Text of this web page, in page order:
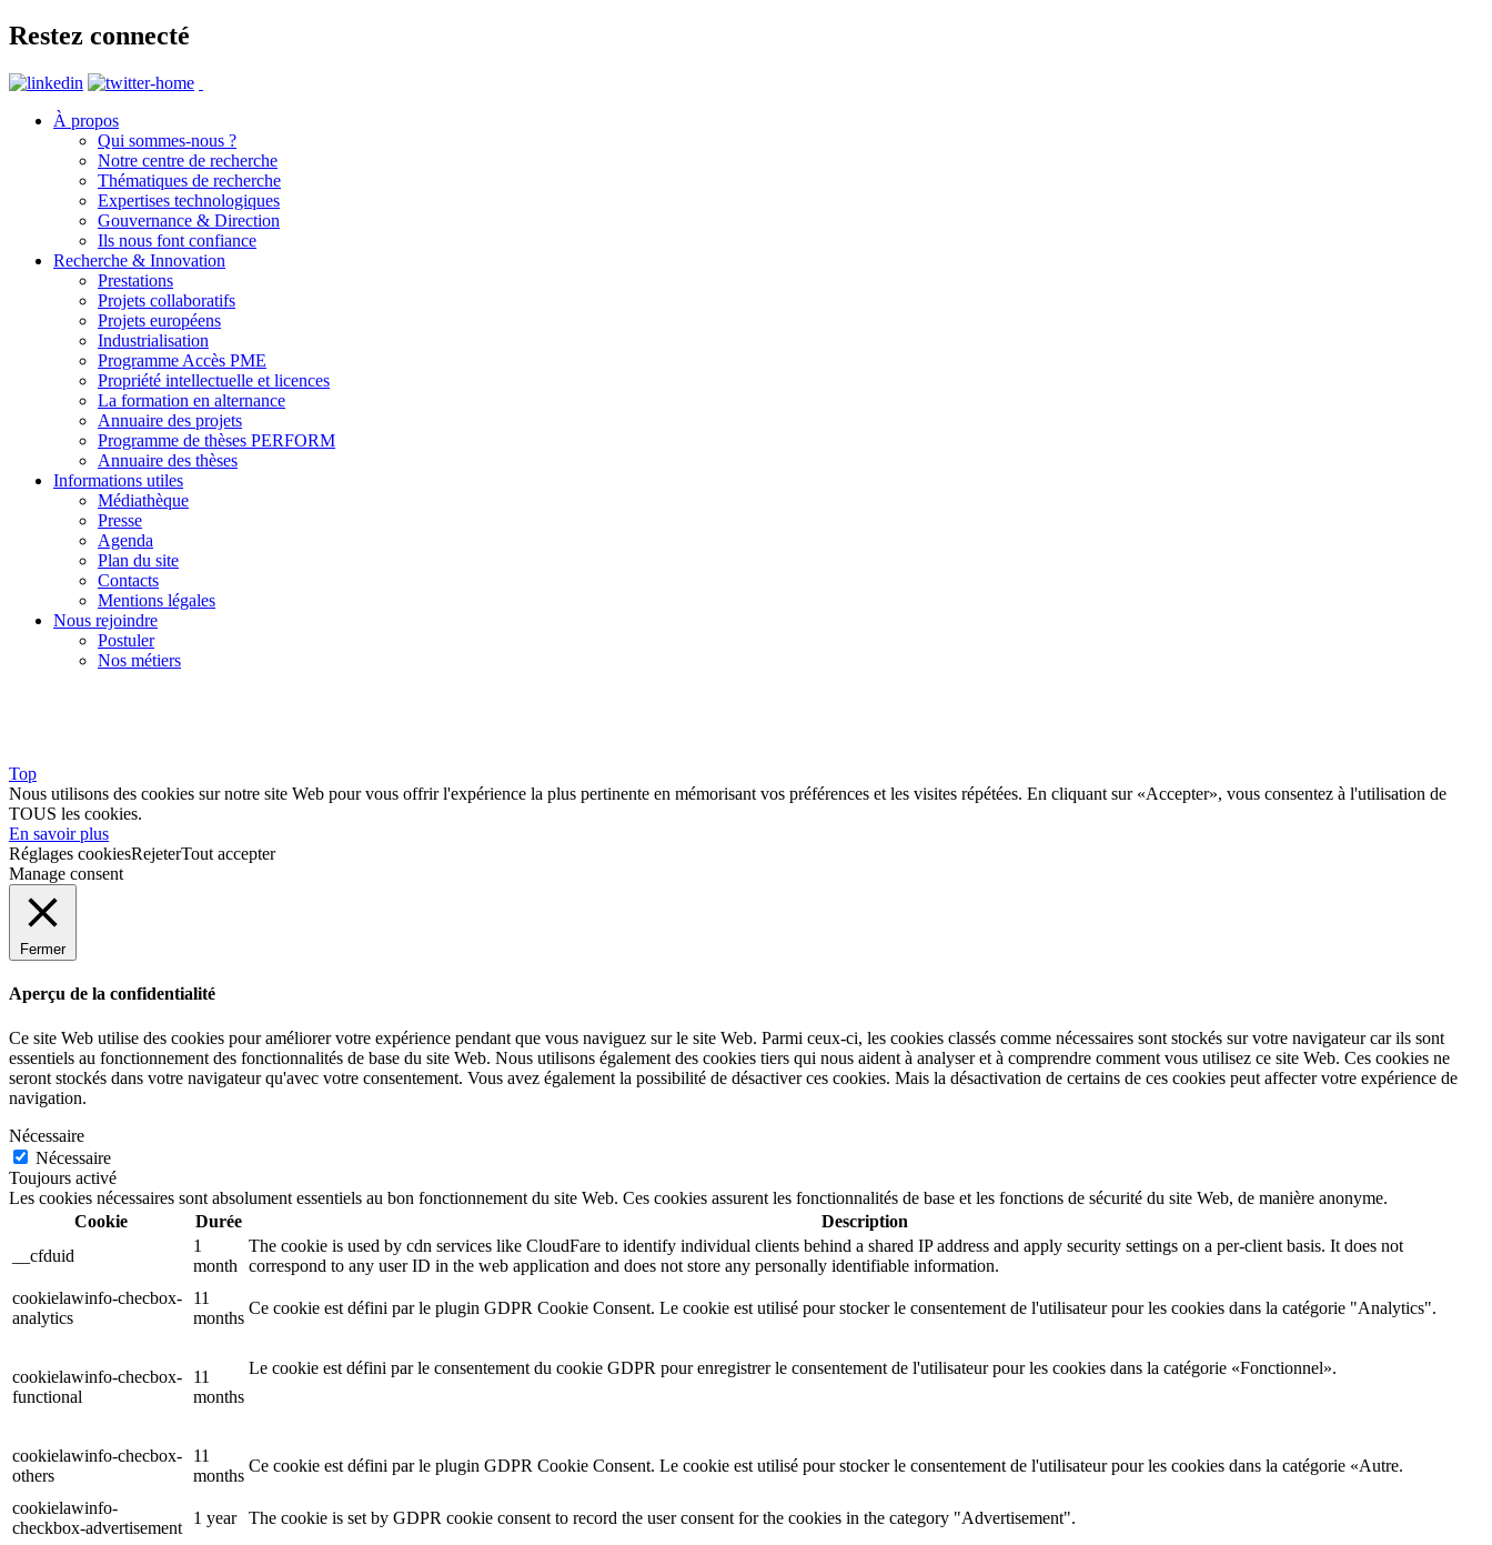
Restez connecté
À propos
Qui sommes-nous ?
Notre centre de recherche
Thématiques de recherche
Expertises technologiques
Gouvernance & Direction
Ils nous font confiance
Recherche & Innovation
Prestations
Projets collaboratifs
Projets européens
Industrialisation
Programme Accès PME
Propriété intellectuelle et licences
La formation en alternance
Annuaire des projets
Programme de thèses PERFORM
Annuaire des thèses
Informations utiles
Médiathèque
Presse
Agenda
Plan du site
Contacts
Mentions légales
Nous rejoindre
Postuler
Nos métiers
Top
Nous utilisons des cookies sur notre site Web pour vous offrir l'expérience la plus pertinente en mémorisant vos préférences et les visites répétées. En cliquant sur «Accepter», vous consentez à l'utilisation de
TOUS les cookies.
En savoir plus
Réglages cookiesRejeterTout accepter
Manage consent
Fermer
Aperçu de la confidentialité
Ce site Web utilise des cookies pour améliorer votre expérience pendant que vous naviguez sur le site Web. Parmi ceux-ci, les cookies classés comme nécessaires sont stockés sur votre navigateur car ils sont
essentiels au fonctionnement des fonctionnalités de base du site Web. Nous utilisons également des cookies tiers qui nous aident à analyser et à comprendre comment vous utilisez ce site Web. Ces cookies ne
seront stockés dans votre navigateur qu'avec votre consentement. Vous avez également la possibilité de désactiver ces cookies. Mais la désactivation de certains de ces cookies peut affecter votre expérience de
navigation.
Nécessaire
Nécessaire
Toujours activé
Les cookies nécessaires sont absolument essentiels au bon fonctionnement du site Web. Ces cookies assurent les fonctionnalités de base et les fonctions de sécurité du site Web, de manière anonyme.
Cookie
Durée
Description
__cfduid
1
month
The cookie is used by cdn services like CloudFare to identify individual clients behind a shared IP address and apply security settings on a per-client basis. It does not
correspond to any user ID in the web application and does not store any personally identifiable information.
cookielawinfo-checbox-
analytics
11
months
Ce cookie est défini par le plugin GDPR Cookie Consent. Le cookie est utilisé pour stocker le consentement de l'utilisateur pour les cookies dans la catégorie "Analytics".
cookielawinfo-checbox-
functional
11
months
Le cookie est défini par le consentement du cookie GDPR pour enregistrer le consentement de l'utilisateur pour les cookies dans la catégorie «Fonctionnel».
cookielawinfo-checbox-
others
11
months
Ce cookie est défini par le plugin GDPR Cookie Consent. Le cookie est utilisé pour stocker le consentement de l'utilisateur pour les cookies dans la catégorie «Autre.
cookielawinfo-
checkbox-advertisement
1 year The cookie is set by GDPR cookie consent to record the user consent for the cookies in the category "Advertisement".